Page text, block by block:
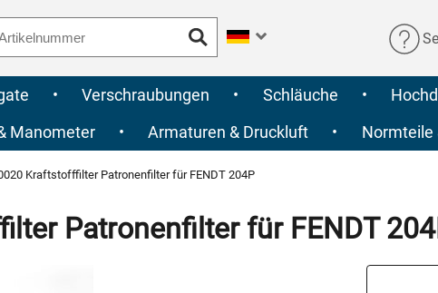
• Verschraubungen • Schläuche •
Manometer
• Armaturen & Druckluft • Normteile
Kraftstofffilter Patronenfilter für FENDT 204P
Patronenfilter für FENDT